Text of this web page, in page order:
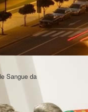
Sangue da